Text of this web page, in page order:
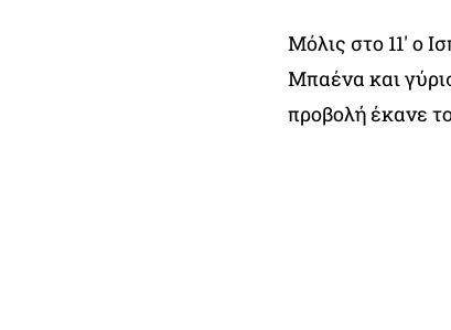
Μόλις στο 11′ ο
Μπαένα και
προβολή έκανε